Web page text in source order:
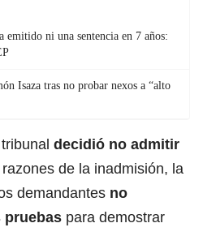
emitido ni una sentencia en 7 años:
Isaza tras no probar nexos a “alto
decidió no admitir
de la inadmisión, la
demandantes no
pruebas para demostrar